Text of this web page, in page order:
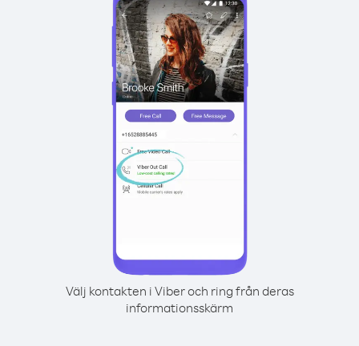
Välj kontakten i Viber och ring från deras
informationsskärm